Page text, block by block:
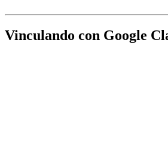
Vinculando con Google